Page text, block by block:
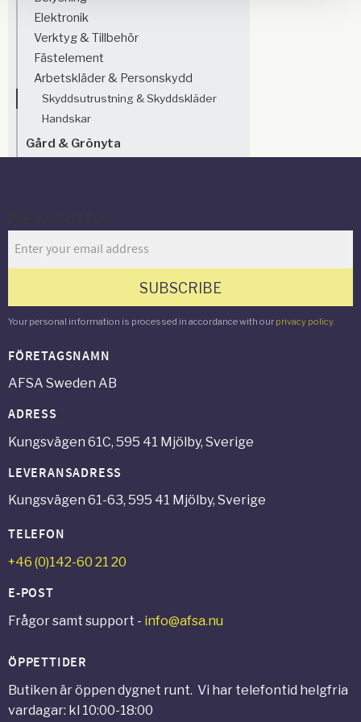
Elektronik
Verktyg & Tillbehör
Fästelement
Arbetskläder & Personskydd
Skyddsutrustning & Skyddskläder
Handskar
Gård & Grönyta
SUBSCRIBE
Your personal information is processed in accordance with our privacy policy.
FÖRETAGSNAMN
AFSA Sweden AB
ADRESS
Kungsvägen 61C, 595 41 Mjölby, Sverige
LEVERANSADRESS
Kungsvägen 61-63, 595 41 Mjölby, Sverige
TELEFON
+46 (0)142-60 21 20
E-POST
Frågor samt support - info@afsa.nu
ÖPPETTIDER
Butiken är öppen dygnet runt. Vi har telefontid helgfria
vardagar: kl 10:00-18:00